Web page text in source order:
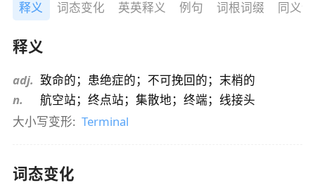
释义 词态变化 英英释义 例句 词根词缀 同义词
释义
adj. 致命的；患绝症的；不可挽回的；末梢的
n.
航空站；终点站；集散地；终端；线接头
大小写变形: Terminal
词态变化